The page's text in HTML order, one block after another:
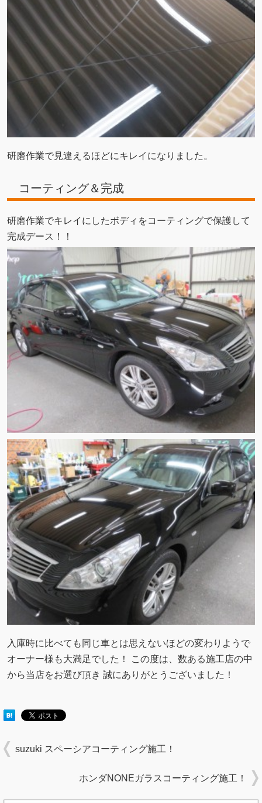
研磨作業で見違えるほどにキレイになりました。
コーティング＆完成
研磨作業でキレイにしたボディをコーティングで保護して
完成デース！！
入庫時に比べても同じ車とは思えないほどの変わりようで
オーナー様も大満足でした！ この度は、数ある施工店の中
から当店をお選び頂き 誠にありがとうございました！
suzuki スペーシアコーティング施工！
ホンダNONEガラスコーティング施工！